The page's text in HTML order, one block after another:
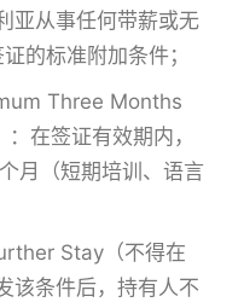
亚从事任何带薪或无
的标准附加条件；
Three Months
在签证有效期内，
月（短期培训、语言
Stay（不得在
该条件后，持有人不